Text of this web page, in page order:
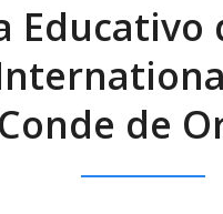
Educativo
Conde de